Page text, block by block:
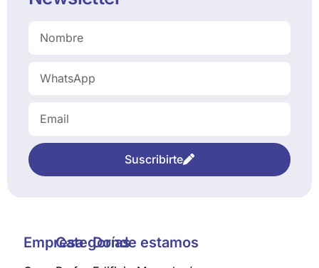
Suscribirte
EmpresaCategoríasDonde estamos